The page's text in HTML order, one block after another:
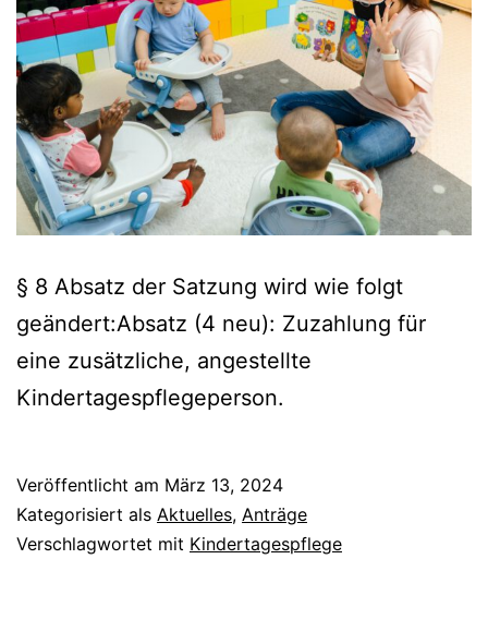
§ 8 Absatz der Satzung wird wie folgt
geändert:Absatz (4 neu): Zuzahlung für
eine zusätzliche, angestellte
Kindertagespflegeperson.
Veröffentlicht am März 13, 2024
Kategorisiert als Aktuelles, Anträge
Verschlagwortet mit Kindertagespflege